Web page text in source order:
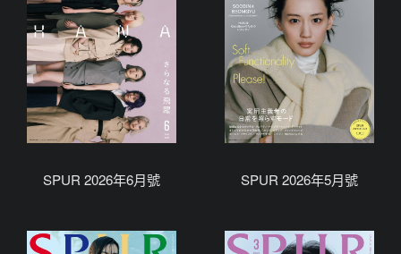
SPUR 2026年6月號 SPUR 2026年5月號